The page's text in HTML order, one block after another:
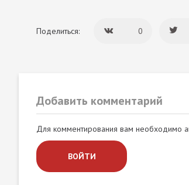
Поделиться: 0
Добавить комментарий
Для комментирования вам необходимо
ВОЙТИ